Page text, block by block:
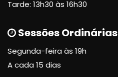
Tarde: 13h30 às 16h30
Sessões Ordinárias
Segunda-feira às 19h
A cada 15 dias